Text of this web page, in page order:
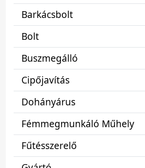
Barkácsbolt
Bolt
Buszmegálló
Cipőjavítás
Dohányárus
Fémmegmunkáló Műhely
Fűtésszerelő